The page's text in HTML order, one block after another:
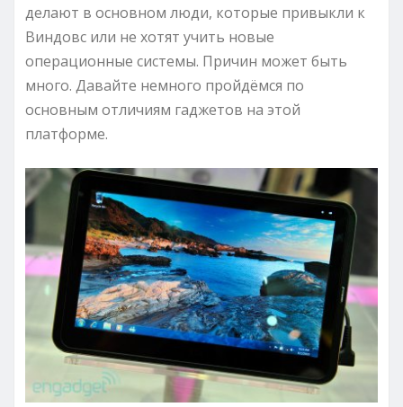
делают в основном люди, которые привыкли к
Виндовс или не хотят учить новые
операционные системы. Причин может быть
много. Давайте немного пройдёмся по
основным отличиям гаджетов на этой
платформе.